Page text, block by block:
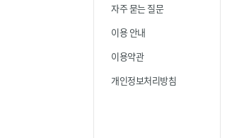
자주 묻는 질문
이용 안내
이용약관
개인정보처리방침